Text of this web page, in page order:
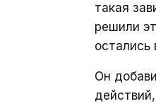
такая
решили
остались
Он